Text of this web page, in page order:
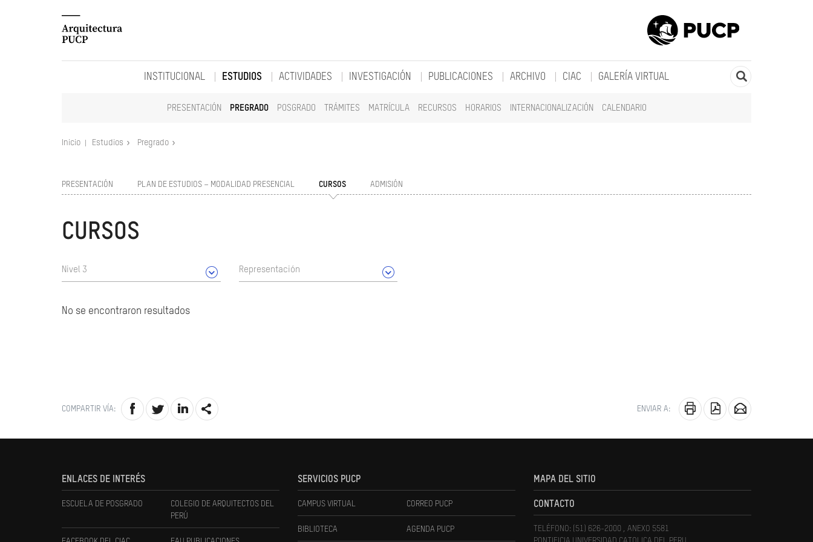
INSTITUCIONAL ESTUDIOS
PRESENTACIÓN PREGRADO POSGRADO TRÁMITES MATRÍCULA RECURSOS HORARIOS INTERNACIONALIZACIÓN CALENDARIO
ACTIVIDADES INVESTIGACIÓN PUBLICACIONES ARCHIVO CIAC GALERÍA VIRTUAL
Inicio Estudios Pregrado
PRESENTACIÓN PLAN DE ESTUDIOS – MODALIDAD PRESENCIAL CURSOS ADMISIÓN
CURSOS
Nivel 3 Representación
No se encontraron resultados
COMPARTIR VÍA: ENVIAR A:
ENLACES DE INTERÉS
ESCUELA DE POSGRADO
COLEGIO DE ARQUITECTOS DEL
PERÚ
SERVICIOS PUCP
CAMPUS VIRTUAL CORREO PUCP
BIBLIOTECA AGENDA PUCP
MAPA DEL SITIO
CONTACTO
TELÉFONO: (51) 626-2000 , ANEXO 5581